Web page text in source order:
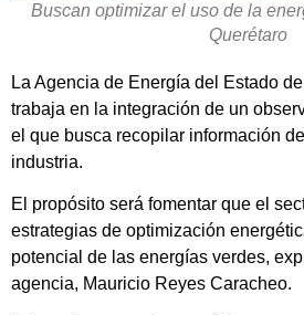
Buscan optimizar el uso de la
Querétaro
La Agencia de Energía del Estado
trabaja en la integración de un
el que busca recopilar información
industria.
El propósito será fomentar que el
estrategias de optimización
potencial de las energías verdes,
agencia, Mauricio Reyes Caracheo.